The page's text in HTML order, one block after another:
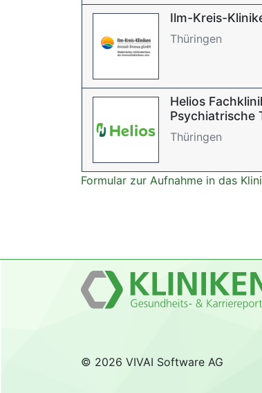
Ilm-Kreis-
Thüringen
Helios
Psychiatrische
Thüringen
Formular zur Aufnahme in das
© 2026 VIVAI Software AG